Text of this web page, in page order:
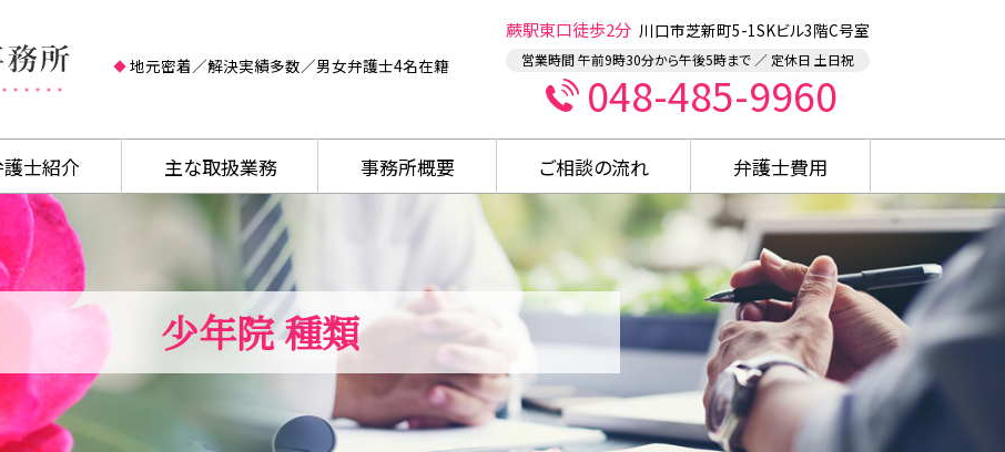
少年院 種類
地元密着／解決実績多数／男女弁護士4名在籍
蕨駅東口徒歩2分 川口市芝新町5-1SKビル3階C号室
営業時間 午前9時30分から午後5時まで ／ 定休日 土日祝
048-485-9960
護士紹介 主な取扱業務 事務所概要 ご相談の流れ 弁護士費用